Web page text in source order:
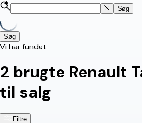
Søg
Søg
Vi har fundet
2 brugte Renault
til salg
Filtre